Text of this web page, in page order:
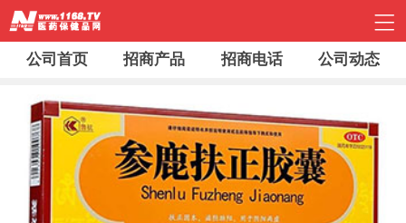
公司首页 招商产品 招商电话 公司动态